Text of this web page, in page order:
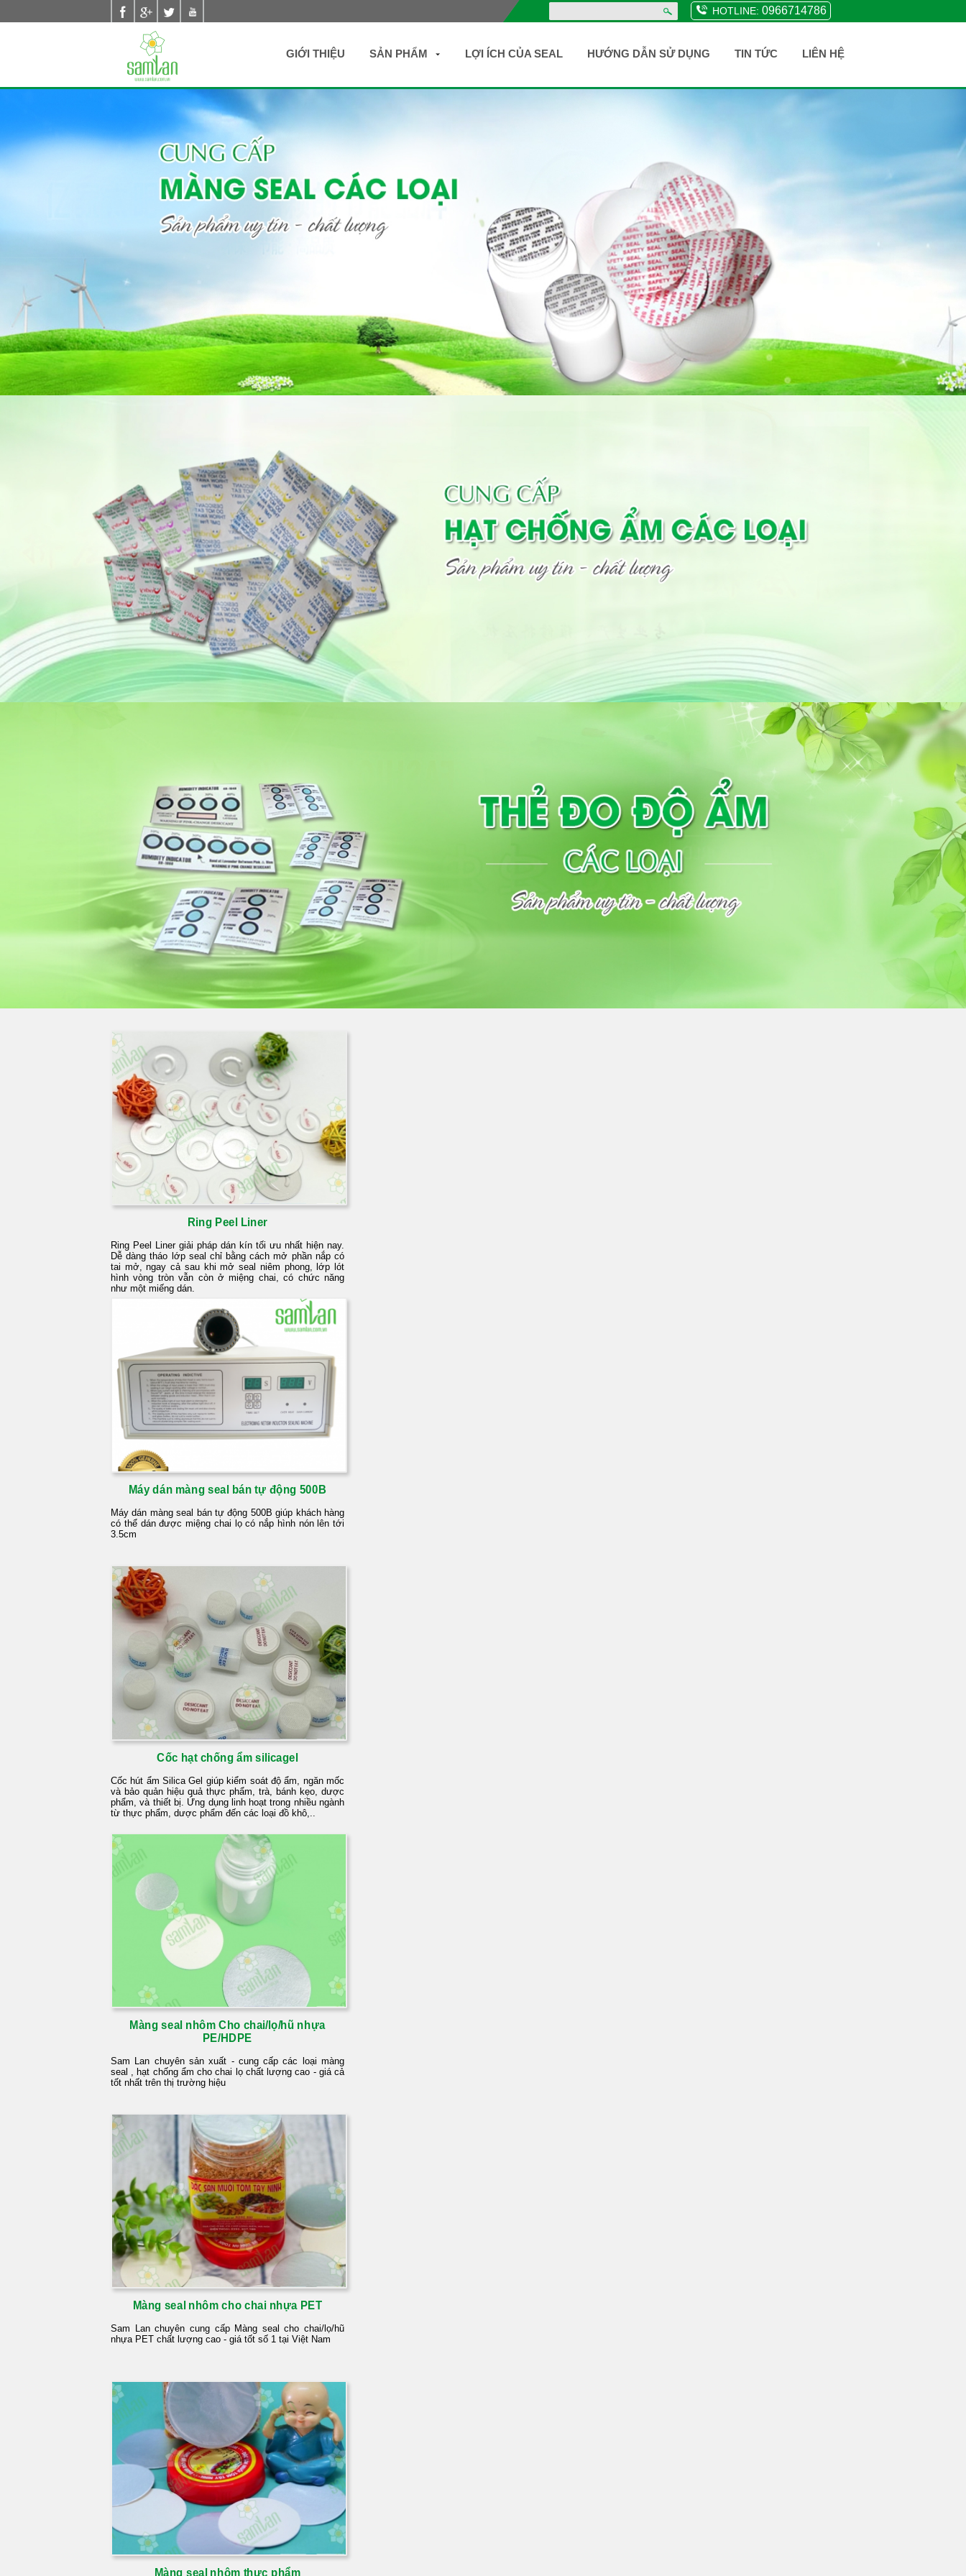
HOTLINE: 0966714786
GIỚI THIỆU SẢN PHẨM LỢI ÍCH CỦA SEAL HƯỚNG DẪN SỬ DỤNG TIN TỨC LIÊN HỆ
Ring Peel Liner
Ring Peel Liner giải pháp dán kín tối ưu nhất hiện nay.
Dễ dàng tháo lớp seal chỉ bằng cách mở phần nắp có
tai mở, ngay cả sau khi mở seal niêm phong, lớp lót
hình vòng tròn vẫn còn ở miệng chai, có chức năng
như một miếng dán.
Máy dán màng seal bán tự động 500B
Máy dán màng seal bán tự động 500B giúp khách hàng
có thể dán được miệng chai lọ có nắp hình nón lên tới
3.5cm
Cốc hạt chống ẩm silicagel
Cốc hút ẩm Silica Gel giúp kiểm soát độ ẩm, ngăn mốc
và bảo quản hiệu quả thực phẩm, trà, bánh kẹo, dược
phẩm, và thiết bị. Ứng dụng linh hoạt trong nhiều ngành
từ thực phẩm, dược phẩm đến các loại đồ khô,..
Màng seal nhôm Cho chai/lọ/hũ nhựa
PE/HDPE
Sam Lan chuyên sản xuất - cung cấp các loại màng
seal , hạt chống ẩm cho chai lọ chất lượng cao - giá cả
tốt nhất trên thị trường hiệu
Màng seal nhôm cho chai nhựa PET
Sam Lan chuyên cung cấp Màng seal cho chai/lọ/hũ
nhựa PET chất lượng cao - giá tốt số 1 tại Việt Nam
Màng seal nhôm thực phẩm